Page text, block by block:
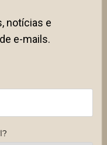
notícias e
e-mails.